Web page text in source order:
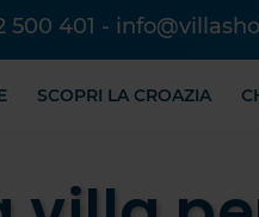
500 401 -
SCOPRI LA CROAZIA